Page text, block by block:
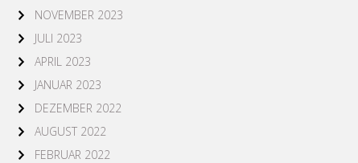
NOVEMBER 2023
JULI 2023
APRIL 2023
JANUAR 2023
DEZEMBER 2022
AUGUST 2022
FEBRUAR 2022